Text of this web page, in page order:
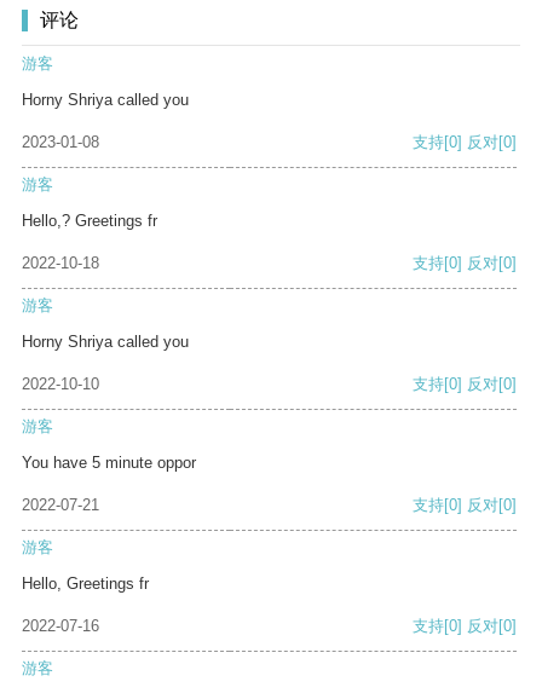
评论
游客
Horny Shriya called you
2023-01-08 支持[0] 反对[0]
游客
Hello,? Greetings fr
2022-10-18 支持[0] 反对[0]
游客
Horny Shriya called you
2022-10-10 支持[0] 反对[0]
游客
You have 5 minute oppor
2022-07-21 支持[0] 反对[0]
游客
Hello, Greetings fr
2022-07-16 支持[0] 反对[0]
游客